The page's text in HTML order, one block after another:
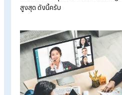
จะซื้อ
ช่างซ่อมแอร์ หรือร้านรับท
Ads เป็นหลัก เพราะเมื่อลูก
บริการทันที
ธุรกิจซอฟต์แวร์บริหารจั
ทรัพยากรบุคคล
หรือซอฟต์
ค้นหา "Lead" หรือรายชื่อผู้